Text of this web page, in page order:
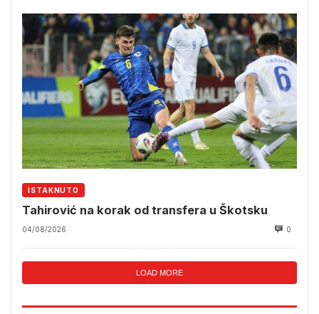
ISTAKNUTO
Tahirović na korak od transfera u Škotsku
04/08/2026 0
LOAD MORE